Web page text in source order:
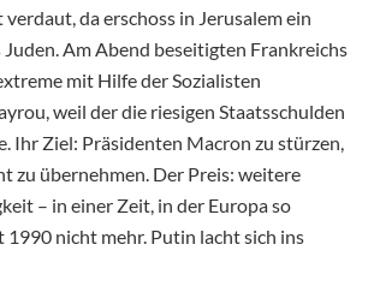
da erschoss in Jerusalem ein
Juden. Am Abend beseitigten Frankreichs
mit Hilfe der Sozialisten
weil der die riesigen Staatsschulden
Ihr Ziel: Präsidenten Macron zu stürzen,
zu übernehmen. Der Preis: weitere
– in einer Zeit, in der Europa so
nicht mehr. Putin lacht sich ins